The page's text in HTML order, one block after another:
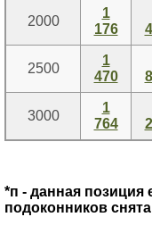
2000
1
176
2500
1
470
3000
1
764
*п - данная позиция
подоконников